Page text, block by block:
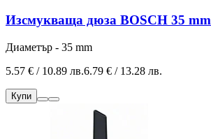
Изсмукваща дюза BOSCH 35 mm
Диаметър - 35 mm
5.57 € / 10.89 лв.6.79 € / 13.28 лв.
Купи